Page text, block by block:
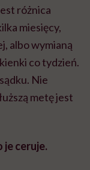
różnica
miesięcy,
albo wymianą
co tydzień.
Nie
metę jest
je ceruje.